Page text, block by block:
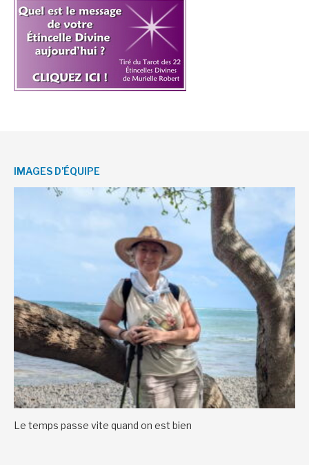
IMAGES D’ÉQUIPE
Le temps passe vite quand on est bien